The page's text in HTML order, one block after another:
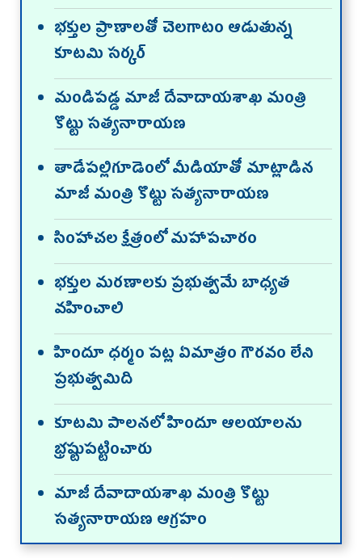
భక్తుల ప్రాణాలతో చెలగాటం ఆడుతున్న
కూటమి సర్కర్
మండిపడ్డ మాజీ దేవాదాయశాఖ మంత్రి
కొట్టు సత్యనారాయణ
తాడేపల్లిగూడెంలో మీడియాతో మాట్లాడిన
మాజీ మంత్రి కొట్టు సత్యనారాయణ
సింహాచల క్షేత్రంలో మహాపచారం
భక్తుల మరణాలకు ప్రభుత్వమే బాధ్యత
వహించాలి
హిందూ ధర్మం పట్ల ఏమాత్రం గౌరవం లేని
ప్రభుత్వమిది
కూటమి పాలనలో హిందూ ఆలయాలను
భ్రష్టుపట్టించారు
మాజీ దేవాదాయశాఖ మంత్రి కొట్టు
సత్యనారాయణ ఆగ్రహం